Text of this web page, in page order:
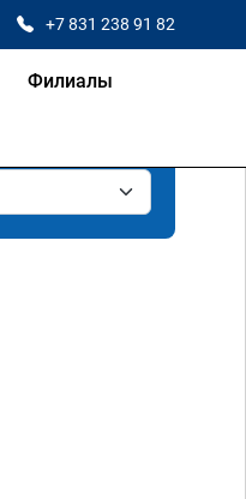
+7 831 238 91 82
Филиалы